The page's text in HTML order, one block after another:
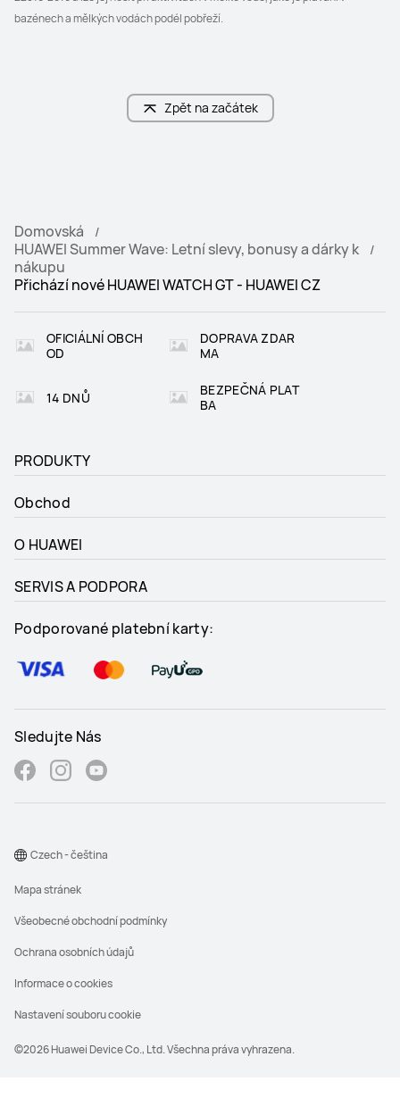
bazénech a mělkých vodách podél pobřeží.
Zpět na začátek
Domovská
HUAWEI Summer Wave: Letní slevy, bonusy a dárky k
nákupu
Přichází nové HUAWEI WATCH GT - HUAWEI CZ
OFICIÁLNÍ OBCH
OD
DOPRAVA ZDAR
MA
14 DNŮ
BEZPEČNÁ PLAT
BA
PRODUKTY
Obchod
O HUAWEI
SERVIS A PODPORA
Podporované platební karty:
Sledujte Nás
©2026 Huawei Device Co., Ltd. Všechna práva vyhrazena.
Mapa stránek
Všeobecné obchodní podmínky
Ochrana osobních údajů
Informace o cookies
Nastavení souboru cookie
Czech - čeština